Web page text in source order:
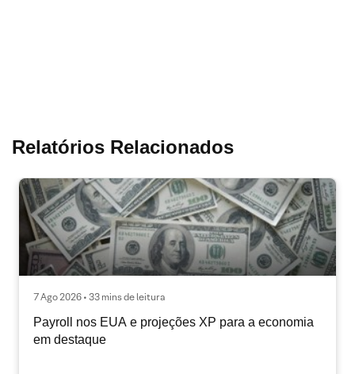
Relatórios Relacionados
7 Ago 2026 • 33 mins de leitura
Payroll nos EUA e projeções XP para a economia
em destaque